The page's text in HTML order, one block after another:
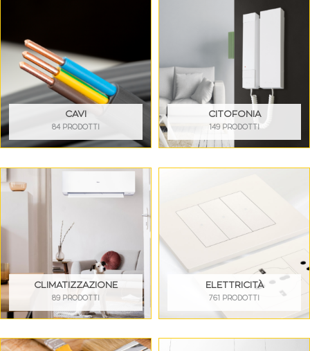
CAVI
84 PRODOTTI
CITOFONIA
149 PRODOTTI
CLIMATIZZAZIONE
89 PRODOTTI
ELETTRICITÀ
761 PRODOTTI